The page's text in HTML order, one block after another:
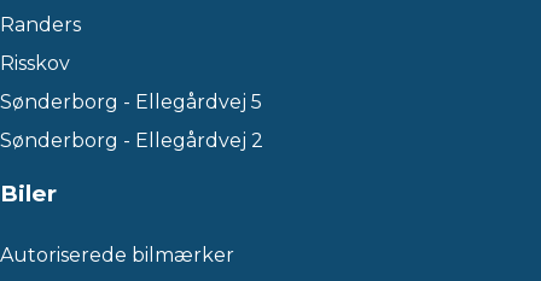
Randers
Risskov
Sønderborg - Ellegårdvej 5
Sønderborg - Ellegårdvej 2
Biler
Autoriserede bilmærker